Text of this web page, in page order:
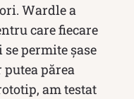
Wardle a
care fiecare
permite șase
părea
am testat